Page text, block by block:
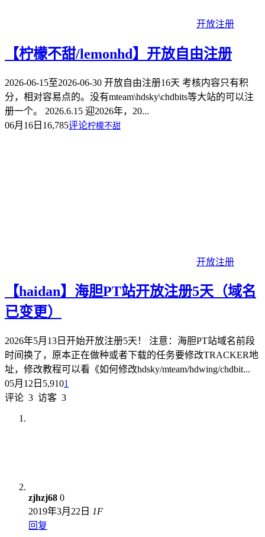
开放注册
【柠檬不甜/lemonhd】开放自由注册
2026-06-15至2026-06-30 开放自由注册16天 考核内容只有积
分，相对容易点的。没有mteam\hdsky\chdbits等大站的可以注
册一个。 2026.6.15 迎2026年，20...
06月16日 16,785评论柠檬不甜
开放注册
【haidan】海胆PT站开放注册5天（域名
已变更）
2026年5月13日开始开放注册5天！ 注意：海胆PT站域名前段
时间换了，原本正在做种或者下载的任务要修改TRACKER地
址，修改教程可以看《如何修改hdsky/mteam/hdwing/chdbit...
05月12日 5,9101
评论 3 访客 3
zjhzj68 0
2019年3月22日 1F
回复